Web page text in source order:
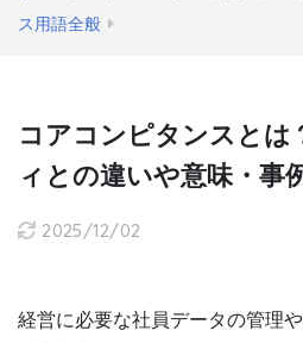
ス用語全般
コアコンピタンスと
ィとの違いや意味・事
2025/12/02
経営に必要な社員データの管理